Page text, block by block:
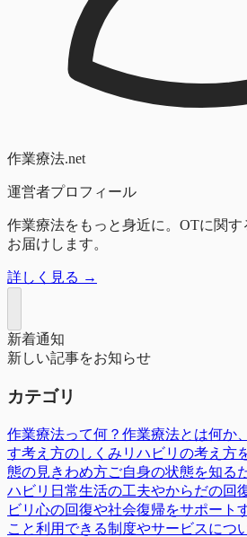
作業療法.net
運営者プロフィール
作業療法をもっと身近に。OTに関す
お届けします。
詳しく見る →
新着通知
新しい記事をお知らせ
カテゴリ
作業療法って何？ 作業療法とは何か
す考え方のしくみ リハビリの考え方
態の見きわめ方ご自身の状態を知る
ハビリ 日常生活の工夫やからだの回
ビリ 心の回復や社会復帰をサポート
こと利用できる制度やサービスにつ